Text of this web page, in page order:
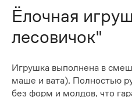
Ёлочная
лесовичок"
Игрушка выполнена в
маше и вата). Полностью
без форм и молдов, что